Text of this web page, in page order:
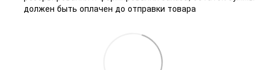
должен быть оплачен до отправки товара